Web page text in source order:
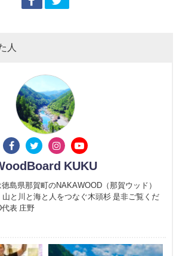
人
KUKU
島県那賀町のNAKAWOOD（那賀ウッド）
と川と海と人をつなぐ木頭杉 是非ご覧くだ
代表 庄野